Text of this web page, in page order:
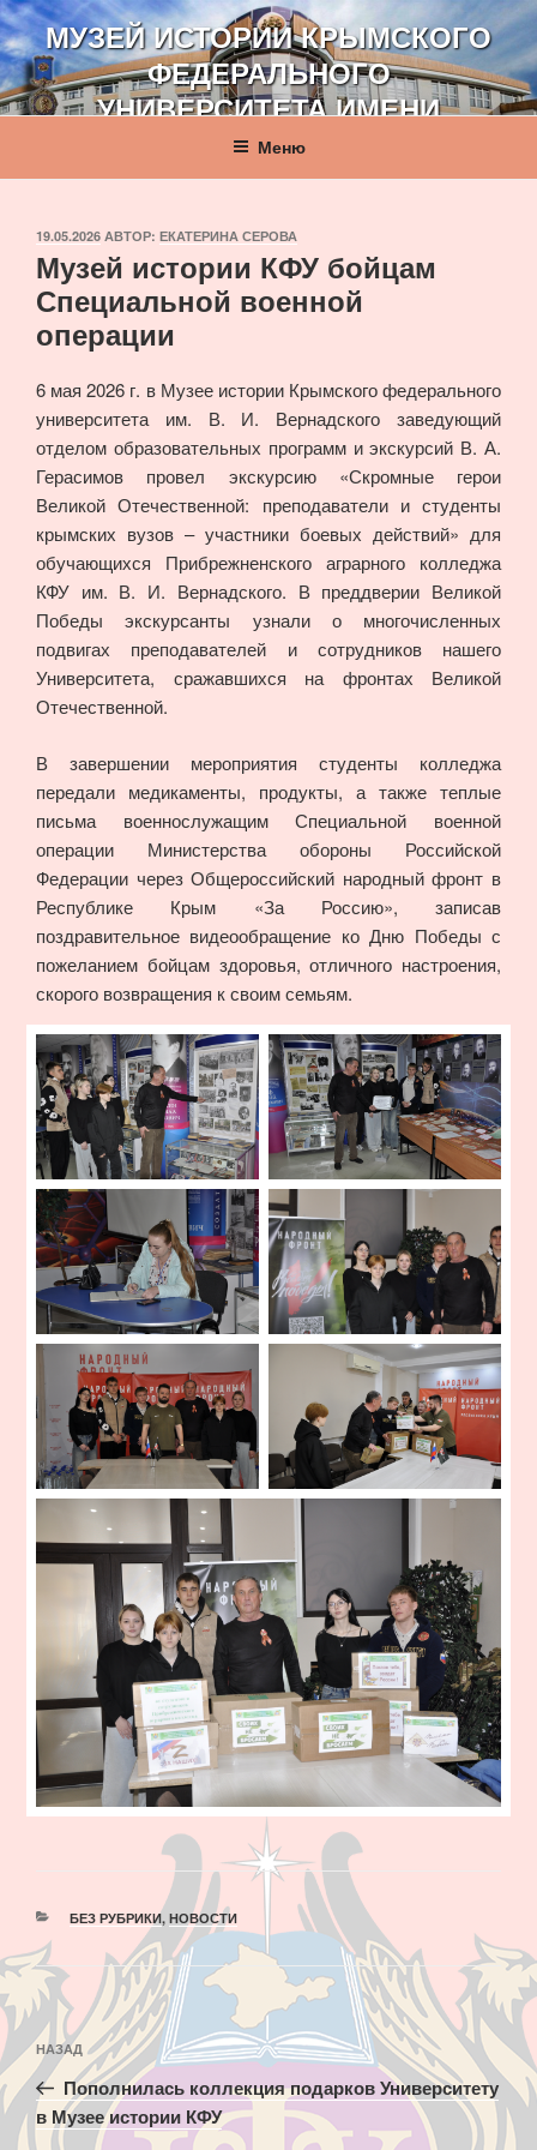
Перейти
к
содержимому
МУЗЕЙ ИСТОРИИ КРЫМСКОГО
ФЕДЕРАЛЬНОГО
УНИВЕРСИТЕТА ИМЕНИ
В. И. ВЕРНАДСКОГО
Меню
ОПУБЛИКОВАНО
19.05.2026 АВТОР: ЕКАТЕРИНА СЕРОВА
Музей истории КФУ бойцам
Специальной военной
операции
6 мая 2026 г. в Музее истории Крымского федерального
университета им. В. И. Вернадского заведующий
отделом образовательных программ и экскурсий В. А.
Герасимов провел экскурсию «Скромные герои
Великой Отечественной: преподаватели и студенты
крымских вузов – участники боевых действий» для
обучающихся Прибрежненского аграрного колледжа
КФУ им. В. И. Вернадского. В преддверии Великой
Победы экскурсанты узнали о многочисленных
подвигах преподавателей и сотрудников нашего
Университета, сражавшихся на фронтах Великой
Отечественной.
В завершении мероприятия студенты колледжа
передали медикаменты, продукты, а также теплые
письма военнослужащим Специальной военной
операции Министерства обороны Российской
Федерации через Общероссийский народный фронт в
Республике Крым «За Россию», записав
поздравительное видеообращение ко Дню Победы с
пожеланием бойцам здоровья, отличного настроения,
скорого возвращения к своим семьям.
РУБРИКИ
БЕЗ РУБРИКИ, НОВОСТИ
Навигация
по
записям
Предыдущая
запись:
НАЗАД
Пополнилась коллекция подарков Университету
в Музее истории КФУ